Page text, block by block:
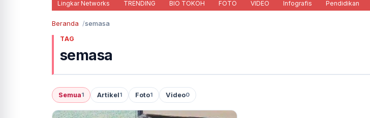
Lingkar Networks TRENDING BIO TOKOH FOTO VIDEO Infografis Pendidikan
Beranda semasa
TAG
semasa
Semua1 Artikel1 Foto1 Video0